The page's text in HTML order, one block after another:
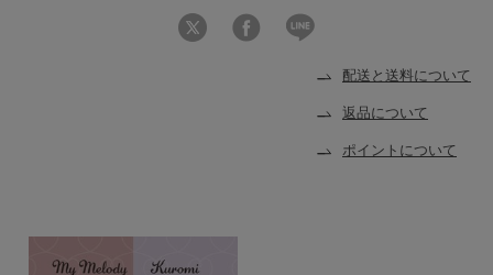
配送と送料について
返品について
ポイントについて